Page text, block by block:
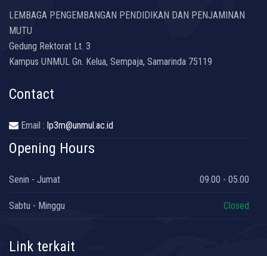
LEMBAGA PENGEMBANGAN PENDIDIKAN DAN PENJAMINAN
MUTU
Gedung Rektorat Lt. 3
Kampus UNMUL Gn. Kelua, Sempaja, Samarinda 75119
Contact
Email : lp3m@unmul.ac.id
Opening Hours
Senin - Jumat 09.00 - 05.00
Sabtu - Minggu Closed
Link terkait